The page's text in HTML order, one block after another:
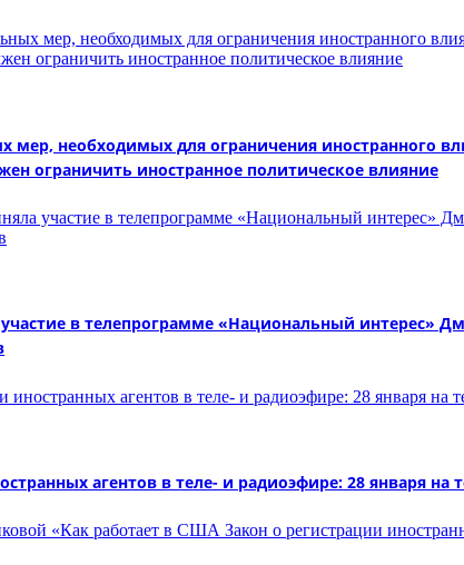
необходимых для ограничения иностранного
ограничить иностранное политическое влияние
в телепрограмме «Национальный интерес»
агентов в теле- и радиоэфире: 28 января на